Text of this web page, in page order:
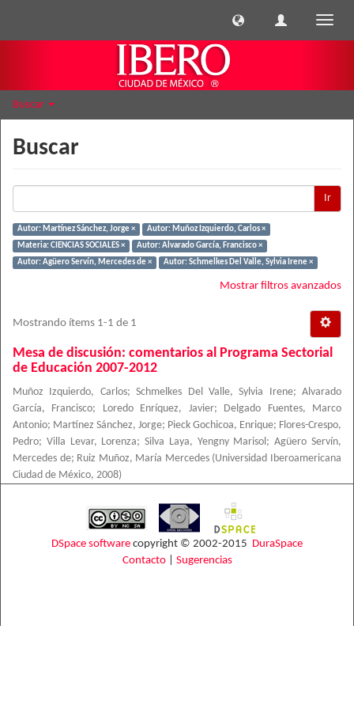
Buscar
Buscar
Ir
Autor: Martínez Sánchez, Jorge ×
Autor: Muñoz Izquierdo, Carlos ×
Materia: CIENCIAS SOCIALES ×
Autor: Alvarado García, Francisco ×
Autor: Agüero Servín, Mercedes de ×
Autor: Schmelkes Del Valle, Sylvia Irene ×
Mostrar filtros avanzados
Mostrando ítems 1-1 de 1
Mesa de discusión: comentarios al Programa Sectorial
de Educación 2007-2012
Muñoz Izquierdo, Carlos;Schmelkes Del Valle, Sylvia Irene; Alvarado
García, Francisco; Loredo Enríquez, Javier;
Delgado Fuentes, Marco
Antonio; Martínez Sánchez, Jorge; Pieck Gochicoa, Enrique; Flores-Crespo,
Pedro; Villa Levar, Lorenza;Silva Laya, Yengny Marisol ;Agüero Servín,
Mercedes de; Ruiz Muñoz, María Mercedes (Universidad Iberoamericana
Ciudad de México, 2008)
DSpace software copyright © 2002-2015 DuraSpace
Contacto| Sugerencias